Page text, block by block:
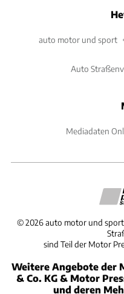
auto motor und sport
Auto
Mediadaten
©2026 auto motor und
sind Teil der Motor
Weitere Angebote der
& Co. KG & Motor
und deren